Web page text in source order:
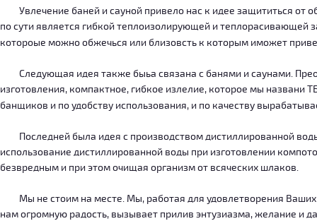
Увлечение баней и сауной привело нас к идее защититься от
по сути является гибкой теплоизолирующей и теплорасивающей
котороые можно обжечься или близовсть к которым иможет
Следующая идея также быьа связана с банями и саунами.
изготовления, компактное, гибкое излелие, которое мы
банщиков и по удобству использования, и по качеству
Последней была идея с производством дистиллированной
использование дистиллированной воды при изготовлении
безвредным и при этом очищая организм от всяческих шлаков.
Мы не стоим на месте. Мы, работая для удовлетворения Ваших
нам огромную радость, вызывает прилив энтузиазма, желание и